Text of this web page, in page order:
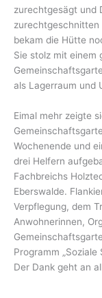
zurechtgesägt und
zurechtgeschnitten
bekam die Hütte
Sie stolz mit einem
als Lagerraum und
Eimal mehr zeigte
Wochenende und
drei Helfern
Fachbreichs
Eberswalde.
Verpflegung, dem
Anwohnerinnen,
Programm
Der Dank geht an